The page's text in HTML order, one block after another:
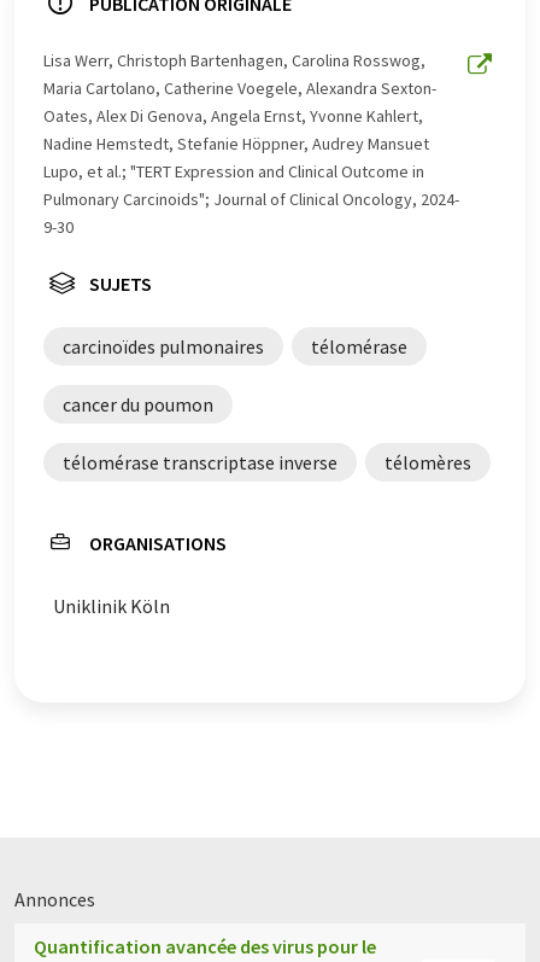
été traduit avec traduction automatique, il est possible
qu'il contienne des erreurs de vocabulaire, de syntaxe ou
de grammaire. L'article original dans Allemand peut
être trouvéici.
Lisa Werr, Christoph Bartenhagen, Carolina Rosswog,
Maria Cartolano, Catherine Voegele, Alexandra Sexton-
Oates, Alex Di Genova, Angela Ernst, Yvonne Kahlert,
Nadine Hemstedt, Stefanie Höppner, Audrey Mansuet
Lupo, et al.; "TERT Expression and Clinical Outcome in
Pulmonary Carcinoids"; Journal of Clinical Oncology, 2024-
9-30
SUJETS
carcinoïdes pulmonaires télomérase
cancer du poumon
télomérase transcriptase inverse télomères
ORGANISATIONS
Uniklinik Köln
Annonces
Quantification avancée des virus pour le